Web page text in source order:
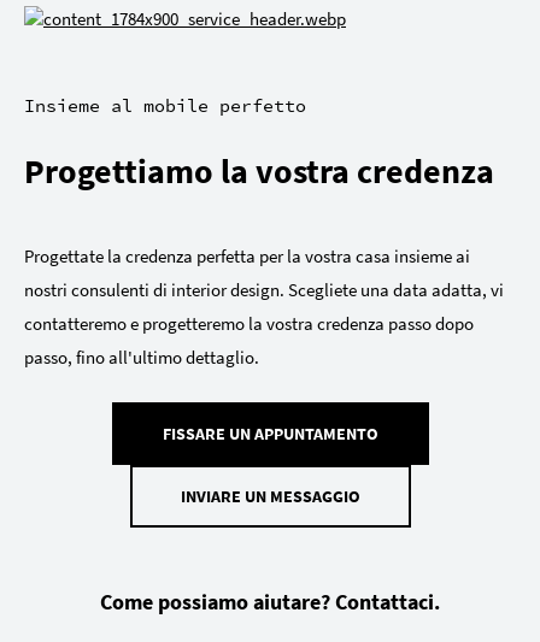
Insieme al mobile perfetto
Progettiamo la vostra credenza
Progettate la credenza perfetta per la vostra casa insieme ai
nostri consulenti di interior design. Scegliete una data adatta, vi
contatteremo e progetteremo la vostra credenza passo dopo
passo, fino all'ultimo dettaglio.
FISSARE UN APPUNTAMENTO
INVIARE UN MESSAGGIO
Come possiamo aiutare? Contattaci.